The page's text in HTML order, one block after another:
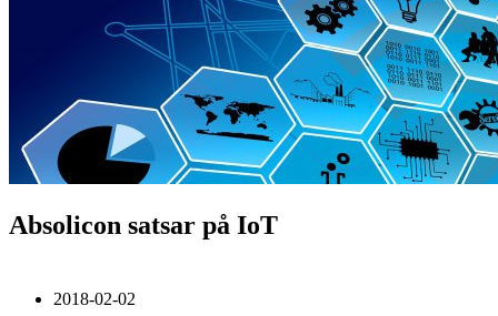
Absolicon satsar på IoT
2018-02-02